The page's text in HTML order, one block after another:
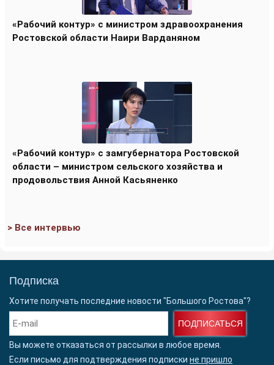
«Рабочий контур» с министром здравоохранения
Ростовской области Наири Варданяном
«Рабочий контур» с замгубернатора Ростовской
области – министром сельского хозяйства и
продовольствия Анной Касьяненко
> Все интервью
Подписка
Хотите получать последние новости "Большого Ростова"?
ПОДПИСАТЬСЯ
Вы можете отказаться от рассылки в любое время.
Если письмо для подтверждения подписки не пришло